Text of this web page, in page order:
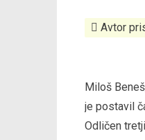
Avtor
Miloš
je postavil
Odličen